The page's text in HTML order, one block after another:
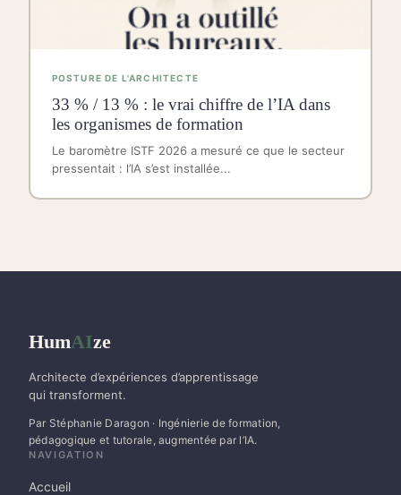
POSTURE DE L'ARCHITECTE
33 % / 13 % : le vrai chiffre de l’IA dans
les organismes de formation
Le baromètre ISTF 2026 a mesuré ce que le secteur
pressentait : l’IA s’est installée...
HumAIze
Architecte d’expériences d’apprentissage
qui transforment.
Par Stéphanie Daragon · Ingénierie de formation,
pédagogique et tutorale, augmentée par l’IA.
NAVIGATION
Accueil